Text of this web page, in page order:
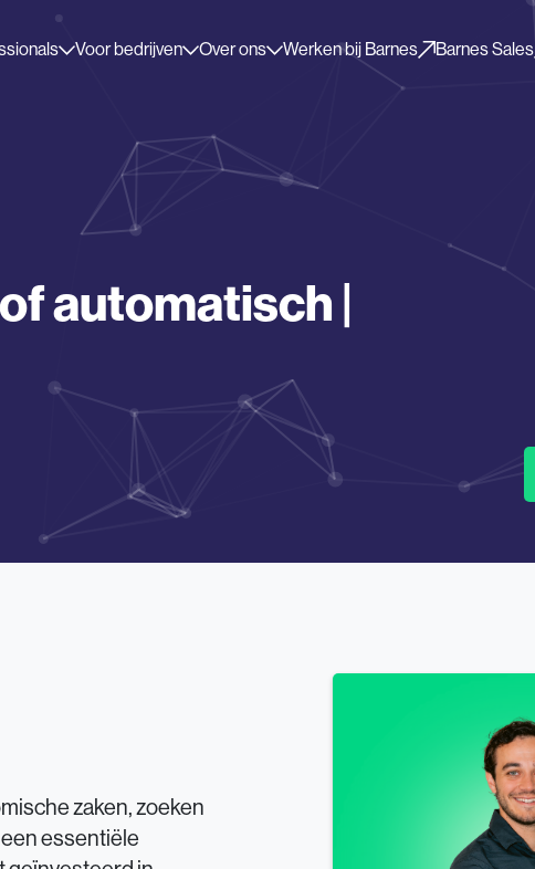
Voor bedrijven Over ons Werken bij Barnes Barnes Sales
automatisch |
zaken, zoeken
essentiële